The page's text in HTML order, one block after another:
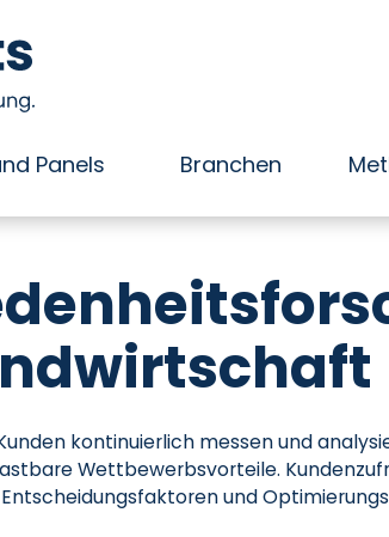
Panels Branchen
kontinuierlich messen und
Wettbewerbsvorteile.
und